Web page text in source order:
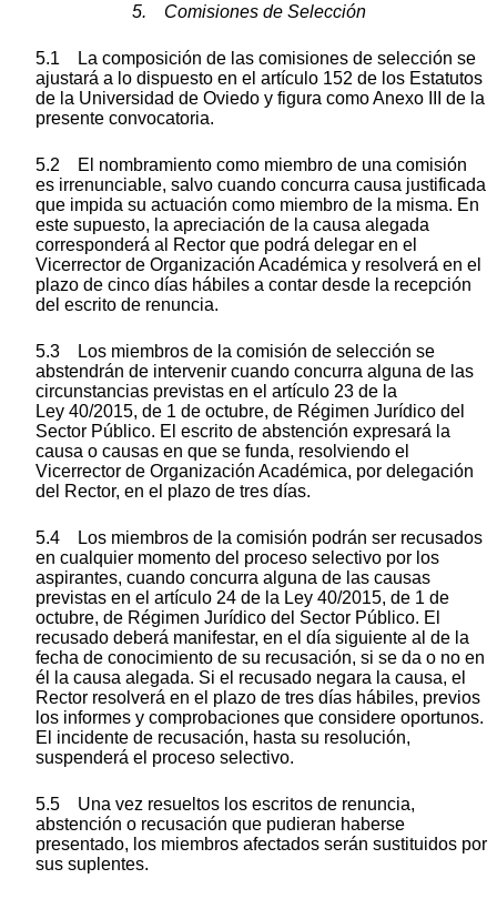
5. Comisiones de Selección
5.1 La composición de las comisiones de selección se
ajustará a lo dispuesto en el artículo 152 de los Estatutos
de la Universidad de Oviedo y figura como Anexo III de la
presente convocatoria.
5.2 El nombramiento como miembro de una comisión
es irrenunciable, salvo cuando concurra causa justificada
que impida su actuación como miembro de la misma. En
este supuesto, la apreciación de la causa alegada
corresponderá al Rector que podrá delegar en el
Vicerrector de Organización Académica y resolverá en el
plazo de cinco días hábiles a contar desde la recepción
del escrito de renuncia.
5.3 Los miembros de la comisión de selección se
abstendrán de intervenir cuando concurra alguna de las
circunstancias previstas en el artículo 23 de la
Ley 40/2015, de 1 de octubre, de Régimen Jurídico del
Sector Público. El escrito de abstención expresará la
causa o causas en que se funda, resolviendo el
Vicerrector de Organización Académica, por delegación
del Rector, en el plazo de tres días.
5.4 Los miembros de la comisión podrán ser recusados
en cualquier momento del proceso selectivo por los
aspirantes, cuando concurra alguna de las causas
previstas en el artículo 24 de la Ley 40/2015, de 1 de
octubre, de Régimen Jurídico del Sector Público. El
recusado deberá manifestar, en el día siguiente al de la
fecha de conocimiento de su recusación, si se da o no en
él la causa alegada. Si el recusado negara la causa, el
Rector resolverá en el plazo de tres días hábiles, previos
los informes y comprobaciones que considere oportunos.
El incidente de recusación, hasta su resolución,
suspenderá el proceso selectivo.
5.5 Una vez resueltos los escritos de renuncia,
abstención o recusación que pudieran haberse
presentado, los miembros afectados serán sustituidos por
sus suplentes.